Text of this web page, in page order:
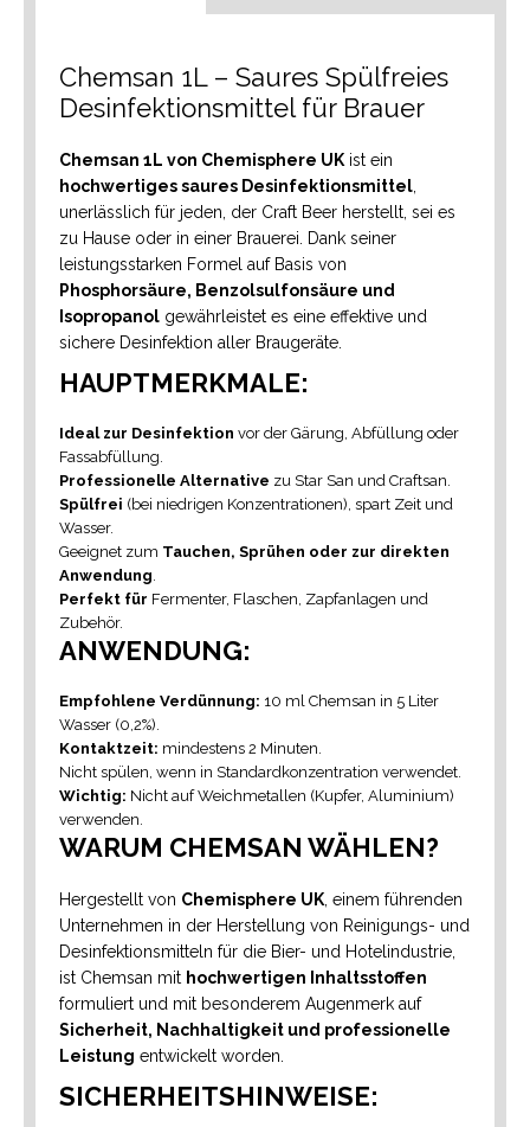
Chemsan 1L – Saures Spülfreies
Desinfektionsmittel für Brauer
Chemsan 1L von Chemisphere UK ist ein
hochwertiges saures Desinfektionsmittel
unerlässlich für jeden, der Craft Beer herstellt, sei es
zu Hause oder in einer Brauerei. Dank seiner
leistungsstarken Formel auf Basis von
Phosphorsäure, Benzolsulfonsäure und
Isopropanol gewährleistet es eine effektive und
sichere Desinfektion aller Braugeräte.
HAUPTMERKMALE:
Ideal zur Desinfektion vor der Gärung, Abfüllung oder
Fassabfüllung.
Professionelle Alternative zu Star San und Craftsan.
Spülfrei (bei niedrigen Konzentrationen), spart Zeit und
Wasser.
Geeignet zum Tauchen, Sprühen oder zur direkten
Anwendung.
Perfekt für Fermenter, Flaschen, Zapfanlagen und
Zubehör.
ANWENDUNG:
Empfohlene Verdünnung: 10 ml Chemsan in 5 Liter
Wasser (0,2%).
Kontaktzeit: mindestens 2 Minuten.
Nicht spülen, wenn in Standardkonzentration verwendet.
Wichtig: Nicht auf Weichmetallen (Kupfer, Aluminium)
verwenden.
WARUM CHEMSAN WÄHLEN?
Hergestellt von Chemisphere UK , einem führenden
Unternehmen in der Herstellung von Reinigungs- und
Desinfektionsmitteln für die Bier- und Hotelindustrie,
ist Chemsan mit hochwertigen Inhaltsstoffen
formuliert und mit besonderem Augenmerk auf
Sicherheit, Nachhaltigkeit und professionelle
Leistung entwickelt worden.
SICHERHEITSHINWEISE: